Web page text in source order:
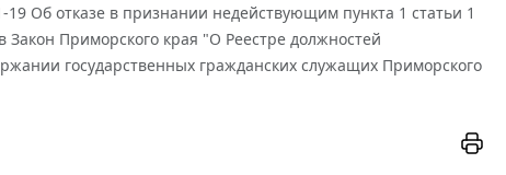
Об отказе в признании недействующим пункта 1 статьи 1
Приморского края "О Реестре должностей
государственных гражданских служащих Приморского